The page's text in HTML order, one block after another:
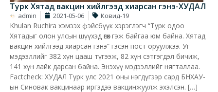
Турк Хятад вакцин хийлгээд хиарсан гэнэ-ХУДАЛ
admin 2021-05-06 Ковид-19
Khulan Ruchira хэмээх фэйсбүүк хэрэглэгч “Турк одоо
Хятадыг олон улсын шүүхэд өгөх гэж байгаа юм байна. Хятад
вакцин хийлгээд хиарсан гэнэ” гэсэн пост оруулжээ. Уг
мэдээллийг 382 хүн цааш түгээж, 82 хүн сэтгэгдэл бичиж,
141 хүн лайк дарсан байна. Энэхүү мэдээллийг нягталлаа.
Factcheck: ХУДАЛ Турк улс 2021 оны нэгдүгээр сард БНХАУ-
ын Синовак вакцинаар иргэдээ вакцинжуулж эхэлсэн. […]